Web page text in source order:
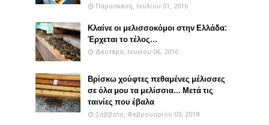
Παρασκευή, Ιουλίου 01, 2016
Κλαίνε οι μελισσοκόμοι στην Ελλάδα:
Έρχεται το τέλος...
Δευτέρα, Ιουνίου 06, 2016
Βρίσκω χούφτες πεθαμένες μέλισσες
σε όλα μου τα μελίσσια... Μετά τις
ταινίες που έβαλα
Σάββατο, Φεβρουαρίου 03, 2018